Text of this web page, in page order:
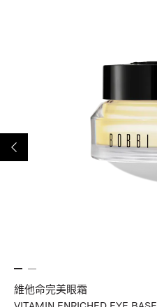
維他命完美眼霜